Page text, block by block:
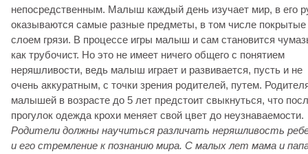
непосредственным. Малыш каждый день изучает мир, в его
оказываются самые разные предметы, в том числе покрытые
слоем грязи. В процессе игры малыш и сам становится
как трубочист. Но это не имеет ничего общего с понятием
неряшливости, ведь малыш играет и развивается, пусть и не
очень аккуратным, с точки зрения родителей, путем.
малышей в возрасте до 5 лет предстоит свыкнуться, что
прогулок одежда крохи меняет свой цвет до неузнаваемости.
Родители должны научиться различать неряшливость
и его стремление к познанию мира. С малых лет мама и